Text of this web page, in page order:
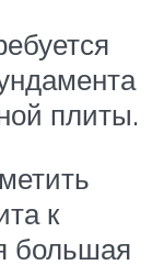
плиты.
к
большая